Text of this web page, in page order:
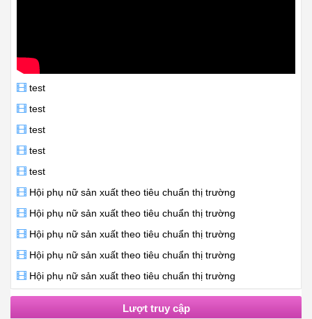
test
test
test
test
test
Hội phụ nữ sản xuất theo tiêu chuẩn thị trường
Hội phụ nữ sản xuất theo tiêu chuẩn thị trường
Hội phụ nữ sản xuất theo tiêu chuẩn thị trường
Hội phụ nữ sản xuất theo tiêu chuẩn thị trường
Hội phụ nữ sản xuất theo tiêu chuẩn thị trường
Lượt truy cập